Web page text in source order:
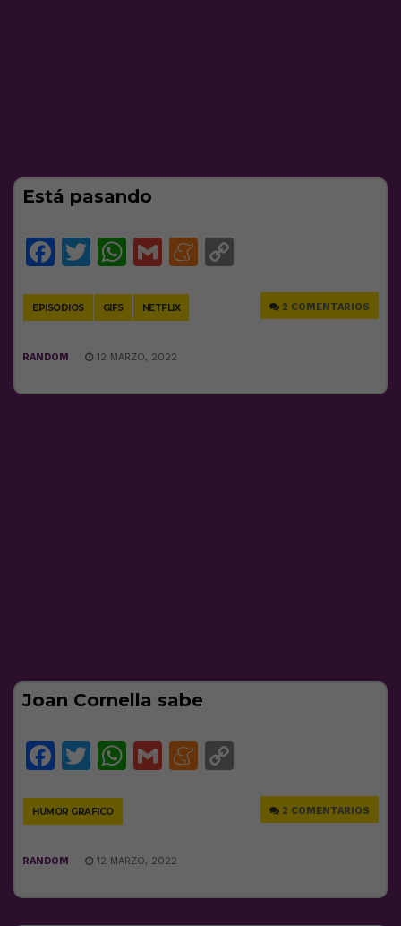
Está pasando
Facebook
Twitter
WhatsApp
GmailMeneame
EPISODIOS GIFS NETFLIX 2 COMENTARIOS
RANDOM 12 MARZO, 2022
Joan Cornella sabe
Facebook
Twitter
WhatsApp
GmailMeneame
HUMOR GRAFICO 2 COMENTARIOS
RANDOM 12 MARZO, 2022